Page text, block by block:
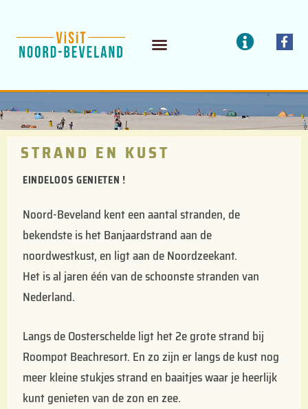
naar
inhoud
I
n
F
a
o
o
k
-
STRAND EN KUST
EINDELOOS GENIETEN !
Noord-Beveland kent een aantal stranden, de
bekendste is het Banjaardstrand aan de
noordwestkust, en ligt aan de Noordzeekant.
Het is al jaren één van de schoonste stranden van
Nederland.
Langs de Oosterschelde ligt het 2e grote strand bij
Roompot Beachresort. En zo zijn er langs de kust nog
meer kleine stukjes strand en baaitjes waar je heerlijk
kunt genieten van de zon en zee.